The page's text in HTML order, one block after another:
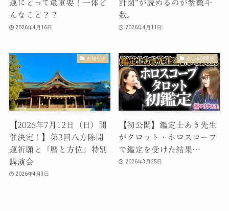
運にとって最重要！一体ど
んなこと？？
2026年4月16日
計図”が読めるのが紫微斗
数。
2026年4月11日
お知らせ
【2026年7月12日（日）開
催決定！】第3回八方除開
運祈願と「暦と方位」特別
講演会
2026年4月3日
占い＆開運法
【初公開】鑑定士あき先生
がタロット・ホロスコープ
で鑑定を受けた結果…
2026年3月25日